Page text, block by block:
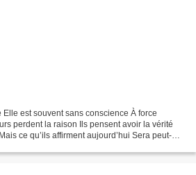
est souvent sans conscience À force
perdent la raison Ils pensent avoir la vérité
ce qu’ils affirment aujourd’hui Sera peut-